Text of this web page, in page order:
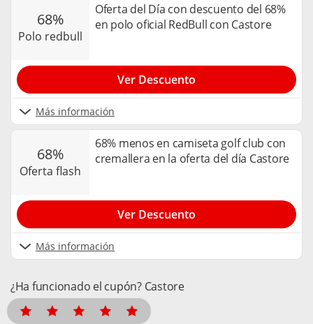
68%
polo redbull
Oferta del Día con descuento del 68%
en polo oficial RedBull con Castore
Más información
Ver Descuento
68%
oferta flash
68% menos en camiseta golf club con
cremallera en la oferta del día Castore
Más información
Ver Descuento
¿Ha funcionado el cupón? Castore